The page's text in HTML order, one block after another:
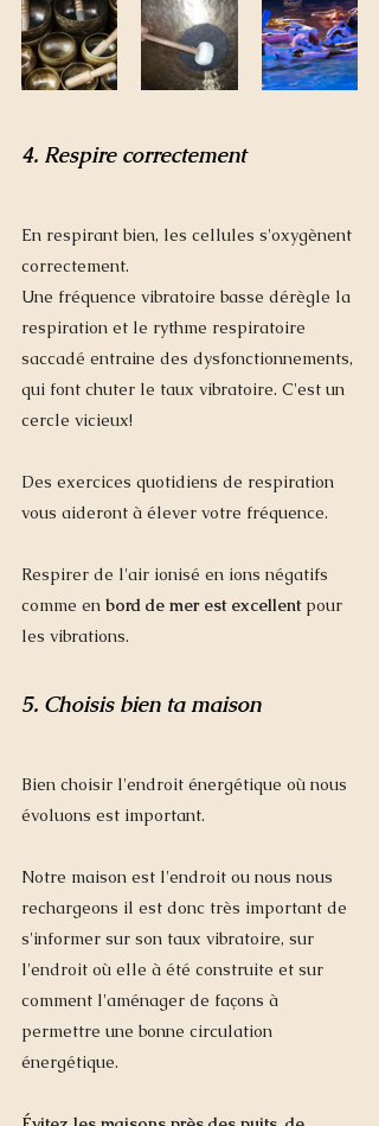
4. Respire correctement
En respirant bien, les cellules s'oxygènent
correctement.
Une fréquence vibratoire basse dérègle la
respiration et le rythme respiratoire
saccadé entraine des dysfonctionnements,
qui font chuter le taux vibratoire. C'est un
cercle vicieux!
Des exercices quotidiens de respiration
vous aideront à élever votre fréquence.
Respirer de l'air ionisé en ions négatifs
comme en bord de mer est excellent pour
les vibrations.
5. Choisis bien ta maison
Bien choisir l'endroit énergétique où nous
évoluons est important.
Notre maison est l'endroit ou nous nous
rechargeons il est donc très important de
s'informer sur son taux vibratoire, sur
l'endroit où elle à été construite et sur
comment l'aménager de façons à
permettre une bonne circulation
énergétique.